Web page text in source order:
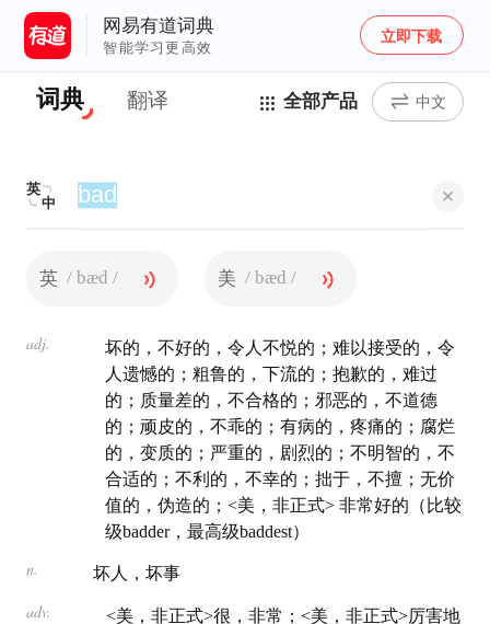
网易有道词典
智能学习更高效
立即下载
词典 翻译 全部产品 中文
英
中
英 / bæd / 美 / bæd /
adj.
坏的，不好的，令人不悦的；难以接受的，令
人遗憾的；粗鲁的，下流的；抱歉的，难过
的；质量差的，不合格的；邪恶的，不道德
的；顽皮的，不乖的；有病的，疼痛的；腐烂
的，变质的；严重的，剧烈的；不明智的，不
合适的；不利的，不幸的；拙于，不擅；无价
值的，伪造的；<美，非正式> 非常好的（比较
级badder，最高级baddest）
n. 坏人，坏事
adv. <美，非正式>很，非常；<美，非正式>厉害地